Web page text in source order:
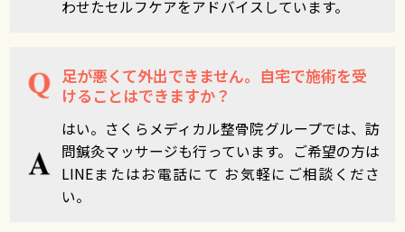
わせたセルフケアをアドバイスしています。
足が悪くて外出できません。自宅で施術を受
けることはできますか？
はい。さくらメディカル整骨院グループでは、訪
問鍼灸マッサージも行っています。ご希望の方は
LINEまたはお電話にて お気軽にご相談くださ
い。